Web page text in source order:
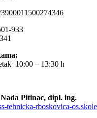
933
10:00 – 13:30 h
Pitinac, dipl. ing.
tehnicka-rboskovica-